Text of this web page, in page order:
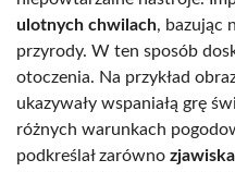
ulotnych chwilach, bazując
przyrody. W ten sposób
otoczenia. Na przykład
ukazywały wspaniałą grę
różnych warunkach
podkreślał zarówno